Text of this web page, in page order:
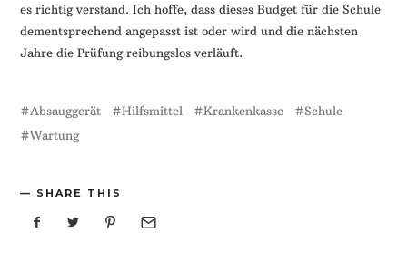
es richtig verstand. Ich hoffe, dass dieses Budget für die Schule
dementsprechend angepasst ist oder wird und die nächsten
Jahre die Prüfung reibungslos verläuft.
Absauggerät Hilfsmittel Krankenkasse
Schule
Wartung
SHARE THIS